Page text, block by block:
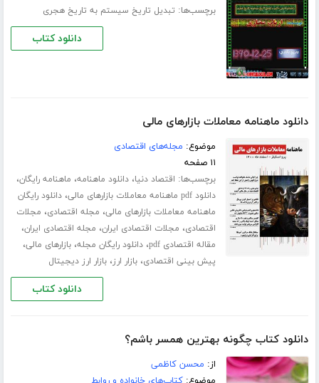
برچسب‌ها: تبدیل تاریخ سیستم به تاریخ هجری
دانلود کتاب
دانلود ماهنامه معاملات بازارهای مالی
موضوع: مجله‌های اقتصادی
۱۱ صفحه
برچسب‌ها: اقتصاد دنیا،دانلود ماهنامه، ماهنامه رایگان،
دانلود pdf ماهنامه معاملات بازارهای مالی ،دانلود رایگان
ماهنامه معاملات بازارهای مالی، مجله اقتصادی، مجلات
اقتصادی، مجلات اقتصادی ایران، مجله اقتصادی ایران،
مقاله اقتصادی pdf ،دانلود رایگان مجله،بازارهای مالی،
پیش بینی اقتصادی،بازار ارز،بازار ارز دیجیتال
دانلود کتاب
دانلود کتاب چگونه بهترین همسر باشم؟
از: محسن کاظمی